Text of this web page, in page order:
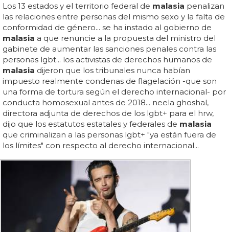
Los 13 estados y el territorio federal de malasia penalizan
las relaciones entre personas del mismo sexo y la falta de
conformidad de género... se ha instado al gobierno de
malasia a que renuncie a la propuesta del ministro del
gabinete de aumentar las sanciones penales contra las
personas lgbt... los activistas de derechos humanos de
malasia dijeron que los tribunales nunca habían
impuesto realmente condenas de flagelación -que son
una forma de tortura según el derecho internacional- por
conducta homosexual antes de 2018... neela ghoshal,
directora adjunta de derechos de los lgbt+ para el hrw,
dijo que los estatutos estatales y federales de malasia
que criminalizan a las personas lgbt+ "ya están fuera de
los límites" con respecto al derecho internacional...